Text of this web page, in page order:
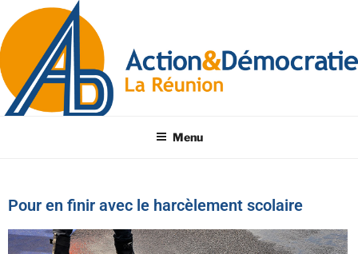
Menu
Pour en finir avec le harcèlement scolaire